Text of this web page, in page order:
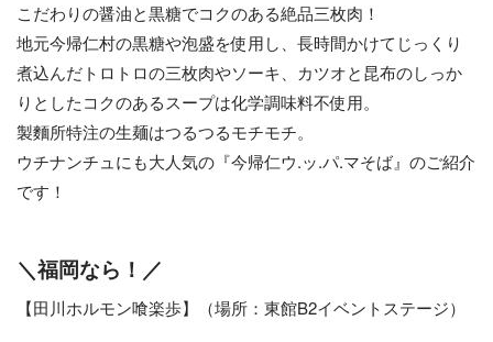
こだわりの醤油と黒糖でコクのある絶品三枚肉！
地元今帰仁村の黒糖や泡盛を使用し、長時間かけてじっくり
煮込んだトロトロの三枚肉やソーキ、カツオと昆布のしっか
りとしたコクのあるスープは化学調味料不使用。
製麵所特注の生麺はつるつるモチモチ。
ウチナンチュにも大人気の『今帰仁ウ.ッ.パ.マそば』のご紹介
です！
＼福岡なら！／
【田川ホルモン喰楽歩】（場所：東館B2イベントステージ）